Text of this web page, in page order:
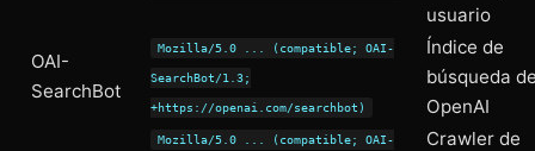
usuario
OAI-
SearchBot
Mozilla/5.0 ... (compatible; OAI-
SearchBot/1.3;
+https://openai.com/searchbot)
Índice de
búsqueda
OpenAI
Mozilla/5.0 ... (compatible; OAI-
Crawler de